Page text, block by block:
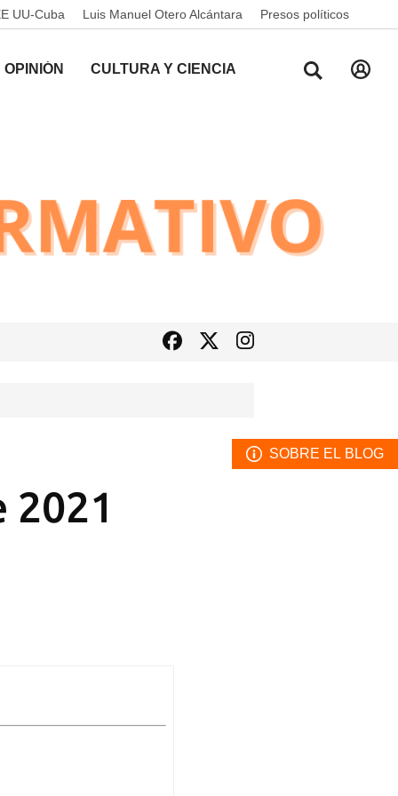
UU-Cuba Luis Manuel Otero Alcántara Presos políticos
OPINIÓN CULTURA Y CIENCIA
SOBRE EL BLOG